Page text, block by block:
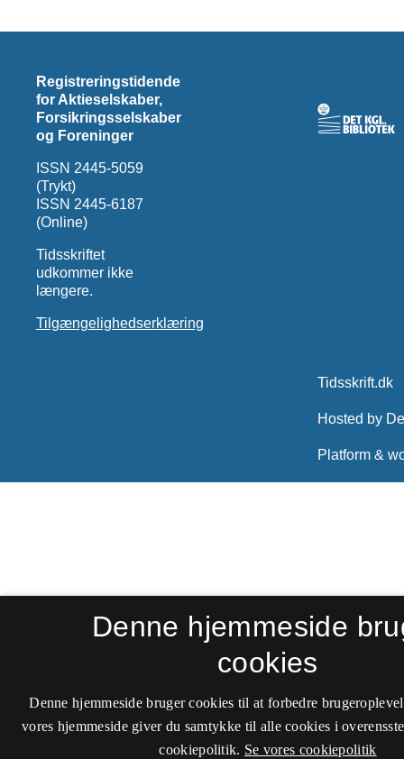
Registreringstidende
for Aktieselskaber,
Forsikringsselskaber
og Foreninger
ISSN 2445-5059
(Trykt)
ISSN 2445-6187
(Online)
Tidsskriftet
udkommer ikke
længere.
Tilgængelighedserklæring
Denne hjemmeside
cookies
Denne hjemmeside bruger cookies til at forbedre
vores hjemmeside giver du samtykke til alle cookies i
cookiepolitik. Se vores cookiepolitik